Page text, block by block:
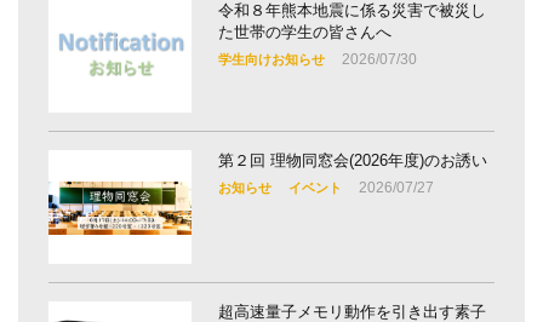
令和８年熊本地震に係る災害で被災し
た世帯の学生の皆さんへ
学生向けお知らせ 2026/07/30
第２回 理物同窓会(2026年度)のお誘い
お知らせ イベント 2026/07/27
超高速量子メモリ動作を引き出す素子